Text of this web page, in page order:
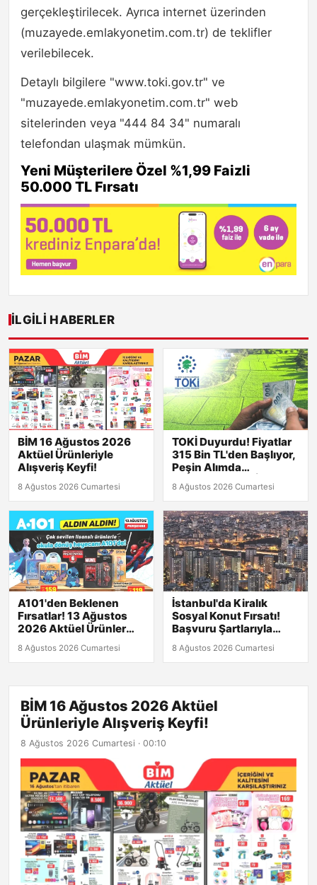
gerçekleştirilecek. Ayrıca internet üzerinden
(muzayede.emlakyonetim.com.tr) de teklifler
verilebilecek.
Detaylı bilgilere "www.toki.gov.tr" ve
"muzayede.emlakyonetim.com.tr" web
sitelerinden veya "444 84 34" numaralı
telefondan ulaşmak mümkün.
Yeni Müşterilere Özel %1,99 Faizli
50.000 TL Fırsatı
İLGILI HABERLER
BİM 16 Ağustos 2026
Aktüel Ürünleriyle
Alışveriş Keyfi!
8 Ağustos 2026 Cumartesi
TOKİ Duyurdu! Fiyatlar
315 Bin TL'den Başlıyor,
Peşin Alımda
8 Ağustos 2026 Cumartesi
A101'den Beklenen
Fırsatlar! 13 Ağustos
2026 Aktüel Ürünler
Listesiyle Karşınızda!
8 Ağustos 2026 Cumartesi
İstanbul'da Kiralık
Sosyal Konut Fırsatı!
Başvuru Şartlarıyla
Tanışın!
8 Ağustos 2026 Cumartesi
BİM 16 Ağustos 2026 Aktüel
Ürünleriyle Alışveriş Keyfi!
8 Ağustos 2026 Cumartesi · 00:10